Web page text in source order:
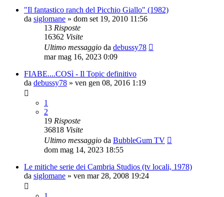
"Il fantastico ranch del Picchio Giallo" (1982)
da siglomane » dom set 19, 2010 11:56
13 Risposte
16362 Visite
Ultimo messaggio da debussy78
mar mag 16, 2023 0:09
FIABE....COSì - Il Topic definitivo
da debussy78 » ven gen 08, 2016 1:19
1
2
19 Risposte
36818 Visite
Ultimo messaggio da BubbleGum TV
dom mag 14, 2023 18:55
Le mitiche serie dei Cambria Studios (tv locali, 1978)
da siglomane » ven mar 28, 2008 19:24